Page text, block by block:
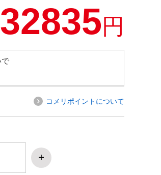
32835円
で
コメリポイントについて